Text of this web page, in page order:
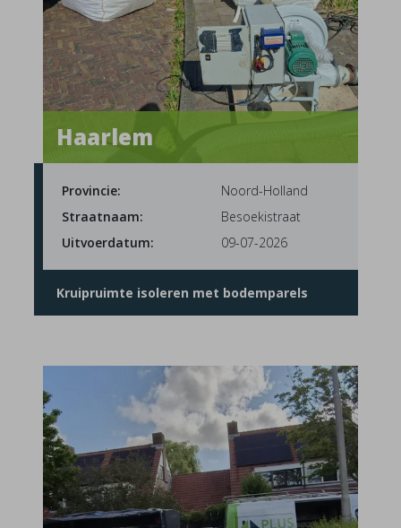
Haarlem
Provincie:
Noord-Holland
Straatnaam:
Besoekistraat
Uitvoerdatum:
09-07-2026
Kruipruimte isoleren met bodemparels